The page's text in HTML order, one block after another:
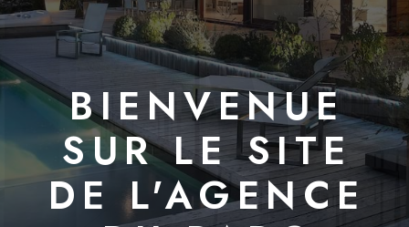
BIENVENUE
SUR LE SITE
DE L'AGENCE